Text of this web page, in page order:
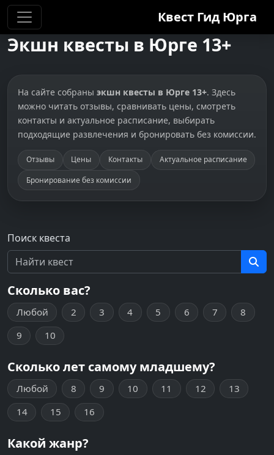
Квест Гид Юрга
Экшн квесты в Юрге 13+
На сайте собраны экшн квесты в Юрге 13+. Здесь
можно читать отзывы, сравнивать цены, смотреть
контакты и актуальное расписание, выбирать
подходящие развлечения и бронировать без комиссии.
Отзывы Цены Контакты
Актуальное расписание
Бронирование без комиссии
Поиск квеста
Сколько вас?
Любой 2 3 4 5 6 7
8
9
10
Сколько лет самому младшему?
Любой 8 9 10 11 12
13
14
15 16
Какой жанр?